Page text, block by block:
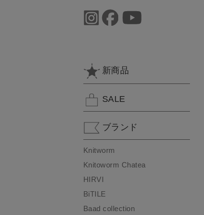
新商品
SALE
ブランド
Knitworm
Knitoworm Chatea
HIRVI
BiTILE
Baad collection